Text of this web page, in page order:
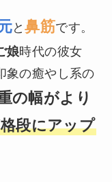
と鼻筋です。
娘時代の彼女
象の癒やし系の
の幅がより
段にアップ